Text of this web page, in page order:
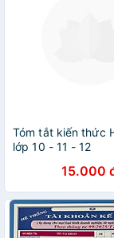
Tóm tắt kiến thức
lớp 10 - 11 - 12
15.000